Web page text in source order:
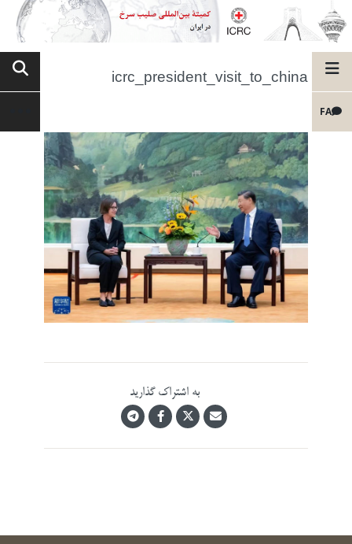
FA
icrc_president_visit_to_china
به اشتراک گذارید